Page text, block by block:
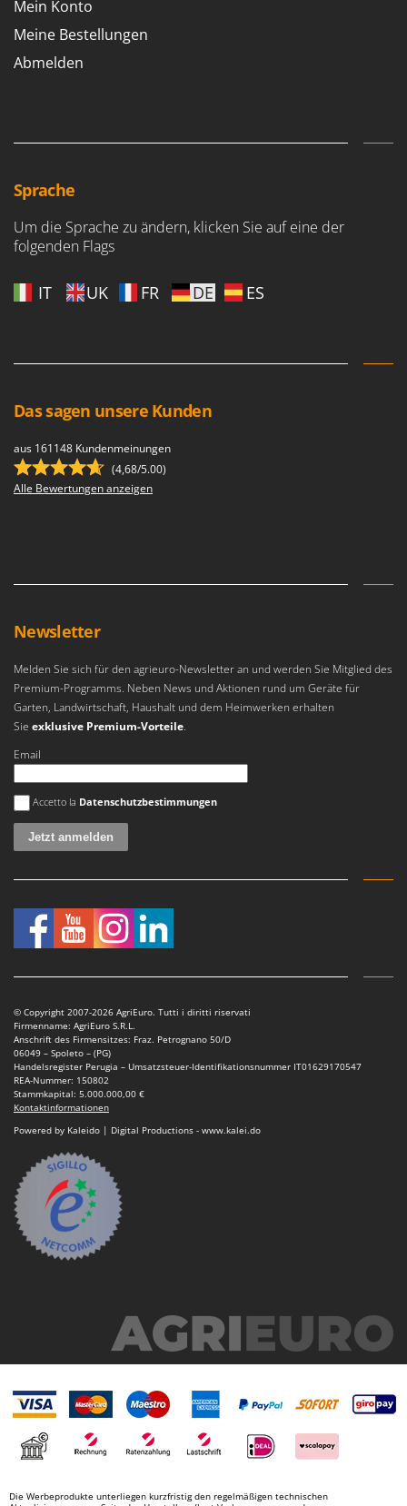
Mein Konto
Meine Bestellungen
Abmelden
Sprache
Um die Sprache zu ändern, klicken Sie auf eine der
folgenden Flags
IT UK FR DE ES
Das sagen unsere Kunden
aus 161148 Kundenmeinungen
(4,68/5.00)
Alle Bewertungen anzeigen
Newsletter
Melden Sie sich für den agrieuro-Newsletter an und werden Sie Mitglied des
Premium-Programms. Neben News und Aktionen rund um Geräte für
Garten, Landwirtschaft, Haushalt und dem Heimwerken erhalten
Sie exklusive Premium-Vorteile.
Email
Es ist ein Fehler aufgetreten
Accetto la Datenschutzbestimmungen
© Copyright 2007-2026 AgriEuro. Tutti i diritti riservati
Firmenname: AgriEuro S.R.L.
Anschrift des Firmensitzes: Fraz. Petrognano 50/D
06049 – Spoleto – (PG)
Handelsregister Perugia – Umsatzsteuer-Identifikationsnummer IT01629170547
REA-Nummer: 150802
Stammkapital: 5.000.000,00 €
Kontaktinformationen
Powered by Kaleido | Digital Productions - www.kalei.do
Die Werbeprodukte unterliegen kurzfristig den regelmäßigen technischen